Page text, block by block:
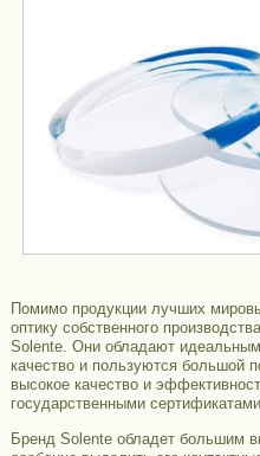
Помимо продукции лучших
оптику собственного
Solente. Они обладают
качество и пользуются большой
высокое качество и
государственными сертификатами.
Бренд Solente обладет большим